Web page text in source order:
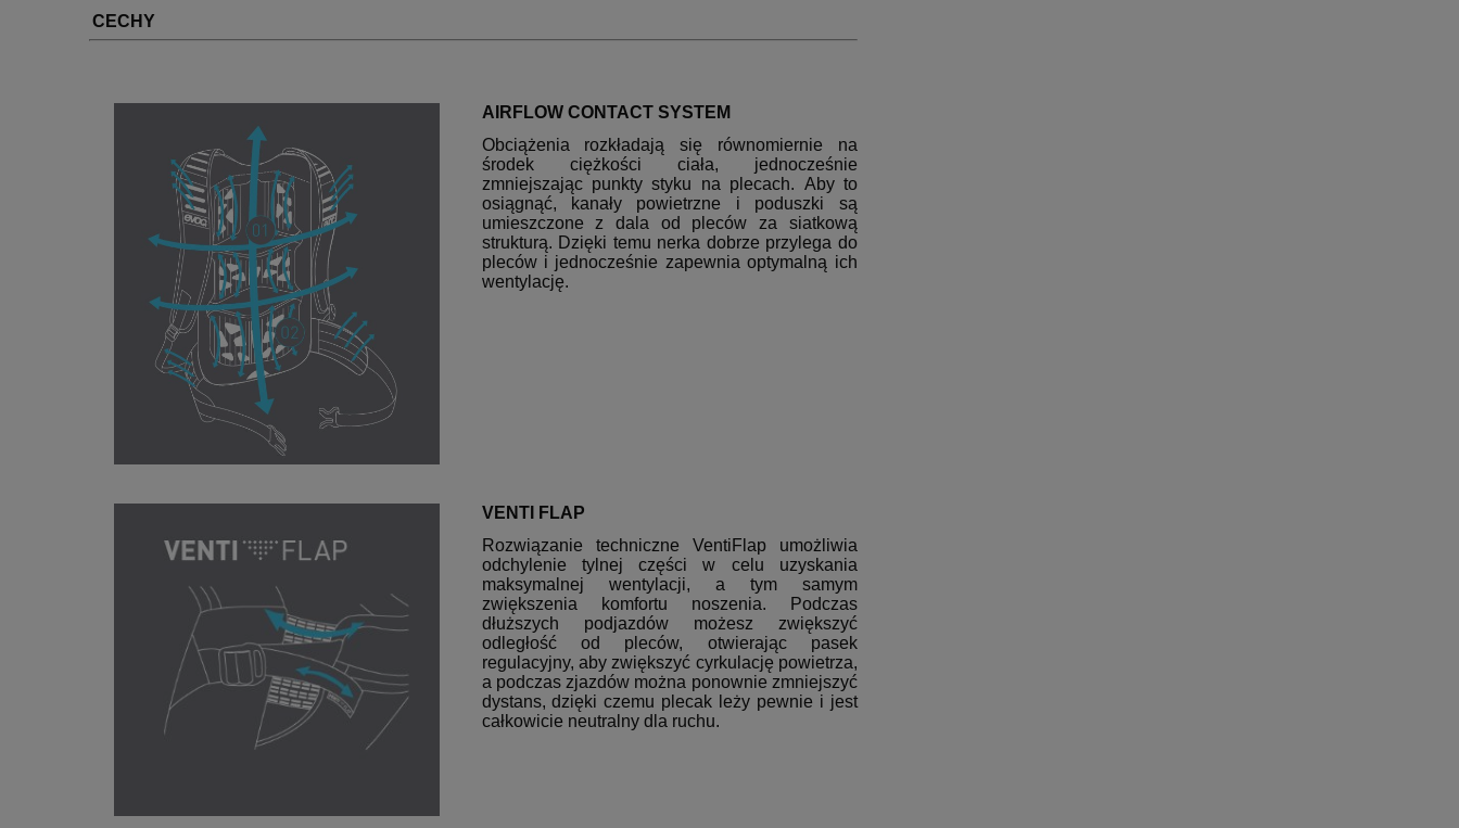
CECHY
AIRFLOW CONTACT SYSTEM
Obciążenia rozkładają się równomiernie na
środek ciężkości ciała, jednocześnie
zmniejszając punkty styku na plecach. Aby to
osiągnąć, kanały powietrzne i poduszki są
umieszczone z dala od pleców za siatkową
strukturą. Dzięki temu nerka dobrze przylega do
pleców i jednocześnie zapewnia optymalną ich
wentylację.
VENTI FLAP
Rozwiązanie techniczne VentiFlap umożliwia
odchylenie tylnej części w celu uzyskania
maksymalnej wentylacji, a tym samym
zwiększenia komfortu noszenia. Podczas
dłuższych podjazdów możesz zwiększyć
odległość od pleców, otwierając pasek
regulacyjny, aby zwiększyć cyrkulację powietrza,
a podczas zjazdów można ponownie zmniejszyć
dystans, dzięki czemu plecak leży pewnie i jest
całkowicie neutralny dla ruchu.